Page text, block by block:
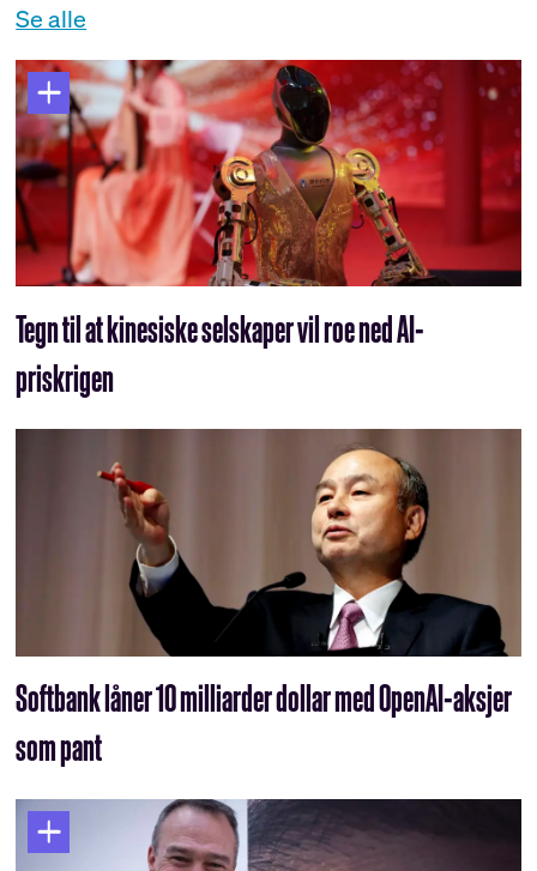
Se alle
Tegn til at kinesiske selskaper vil roe ned AI-
priskrigen
Softbank låner 10 milliarder dollar med OpenAI-aksjer
som pant